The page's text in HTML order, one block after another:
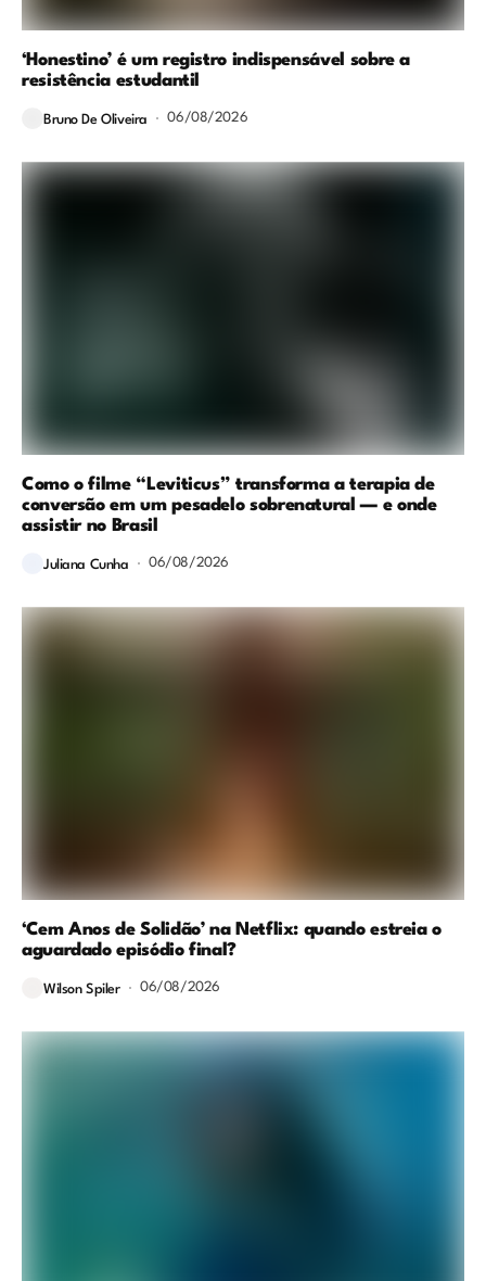
‘Honestino’ é um registro indispensável sobre a
resistência estudantil
Bruno De Oliveira 06/08/2026
Como o filme “Leviticus” transforma a terapia de
conversão em um pesadelo sobrenatural — e onde
assistir no Brasil
Juliana Cunha 06/08/2026
‘Cem Anos de Solidão’ na Netflix: quando estreia o
aguardado episódio final?
Wilson Spiler 06/08/2026